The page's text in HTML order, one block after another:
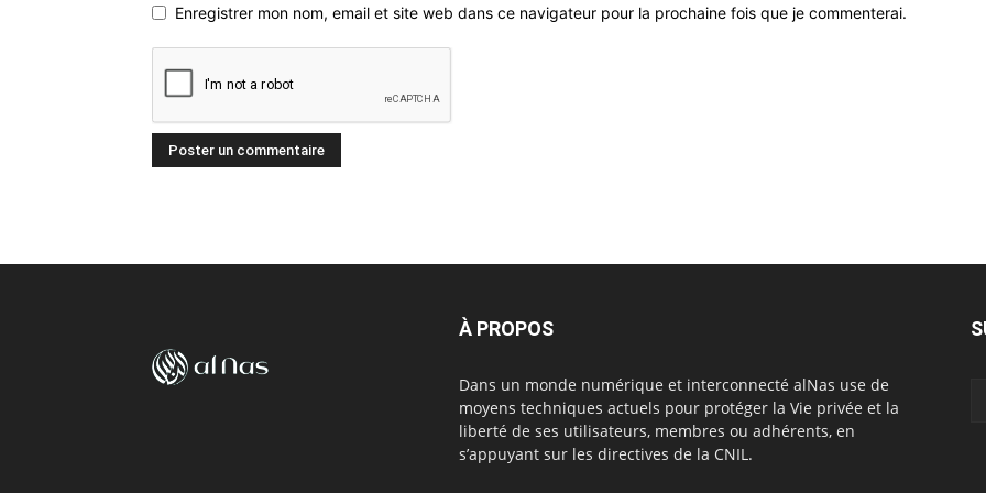
Enregistrer mon nom, email et site web dans ce navigateur pour la prochaine fois que je commenterai.
À PROPOS
Dans un monde numérique et interconnecté alNas use de
moyens techniques actuels pour protéger la Vie privée et la
liberté de ses utilisateurs, membres ou adhérents, en
s’appuyant sur les directives de la CNIL.